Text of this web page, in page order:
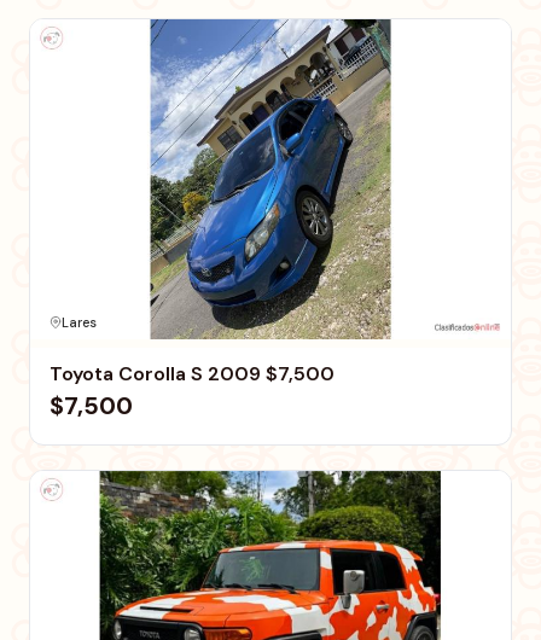
Lares
Toyota Corolla S 2009 $7,500
$7,500